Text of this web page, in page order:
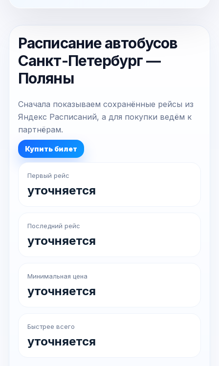
Расписание автобусов
Санкт-Петербург —
Поляны
Сначала показываем сохранённые рейсы из
Яндекс Расписаний, а для покупки ведём к
партнёрам.
Купить билет
Первый рейс
уточняется
Последний рейс
уточняется
Минимальная цена
уточняется
Быстрее всего
уточняется